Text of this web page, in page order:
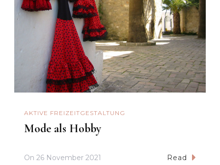
AKTIVE FREIZEITGESTALTUNG
Mode als Hobby
On 26 November 2021 Read